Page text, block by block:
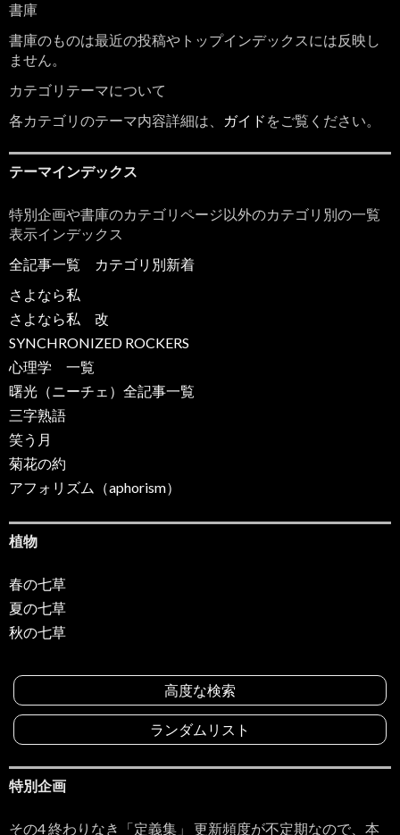
書庫
書庫のものは最近の投稿やトップインデックスには反映し
ません。
カテゴリテーマについて
各カテゴリのテーマ内容詳細は、
ガイド をご覧ください。
テーマインデックス
特別企画や書庫のカテゴリページ以外のカテゴリ別の一覧
表示インデックス
全記事一覧
カテゴリ別新着
さよなら私
さよなら私 改
SYNCHRONIZED ROCKERS
心理学 一覧
曙光（ニーチェ）全記事一覧
三字熟語
笑う月
菊花の約
アフォリズム（aphorism）
植物
春の七草
夏の七草
秋の七草
高度な検索
ランダムリスト
特別企画
その4 終わりなき「定義集」 更新頻度が不定期なので、本